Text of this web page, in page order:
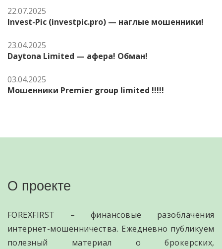
22.07.2025
Invest-Pic (investpic.pro) — наглые мошенники!
23.04.2025
Daytona Limited — афера! Обман!
03.04.2025
Мошенники Premier group limited !!!!!
О проекте
FOREXFIRST – финансовые разоблачения
интернет-мошенничества. Ежедневно публикуем
полезный материал о брокерских,